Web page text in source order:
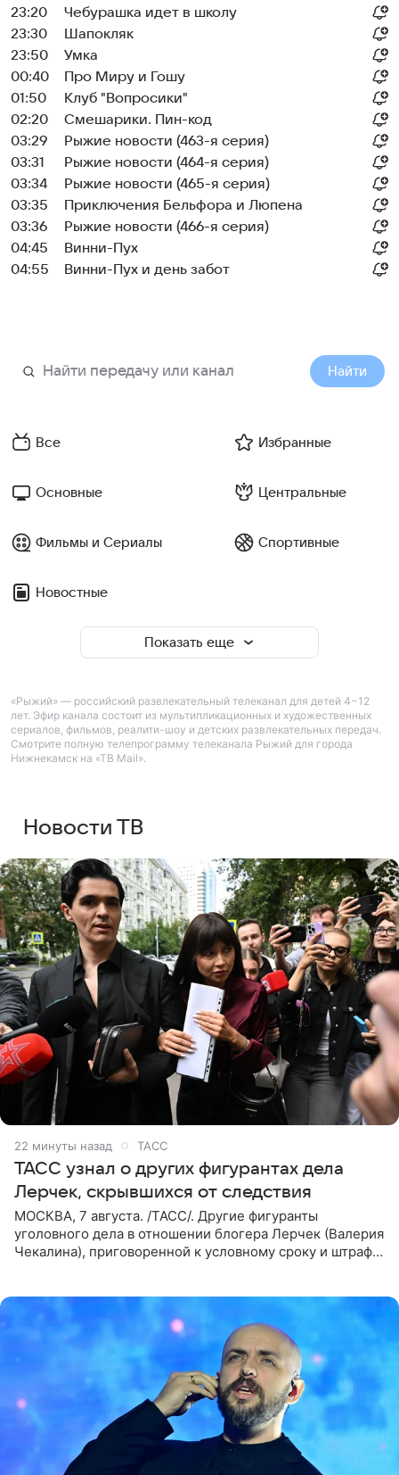
23:20
Чебурашка идет в школу
23:30
Шапокляк
23:50
Умка
00:40
Про Миру и Гошу
01:50
Клуб "Вопросики"
02:20
Смешарики. Пин-код
03:29
Рыжие новости (463-я серия)
03:31
Рыжие новости (464-я серия)
03:34
Рыжие новости (465-я серия)
03:35
Приключения Бельфора и Люпена
03:36
Рыжие новости (466-я серия)
04:45
Винни-Пух
04:55
Винни-Пух и день забот
Найти
Все Избранные
Основные Центральные
Фильмы и Сериалы Спортивные
Новостные
Показать еще
«Рыжий» — российский развлекательный телеканал для детей 4−12
лет. Эфир канала состоит из мультипликационных и художественных
сериалов, фильмов, реалити-шоу и детских развлекательных передач.
Смотрите полную телепрограмму телеканала Рыжий для города
Нижнекамск на «ТВ Mail».
Новости ТВ
22 минуты назад ТАСС
ТАСС узнал о других фигурантах дела
Лерчек, скрывшихся от следствия
МОСКВА, 7 августа. /ТАСС/. Другие фигуранты
уголовного дела в отношении блогера Лерчек (Валерия
Чекалина), приговоренной к условному сроку и штрафу,